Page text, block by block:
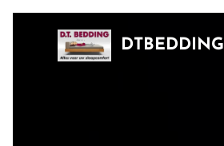
DTBEDDING